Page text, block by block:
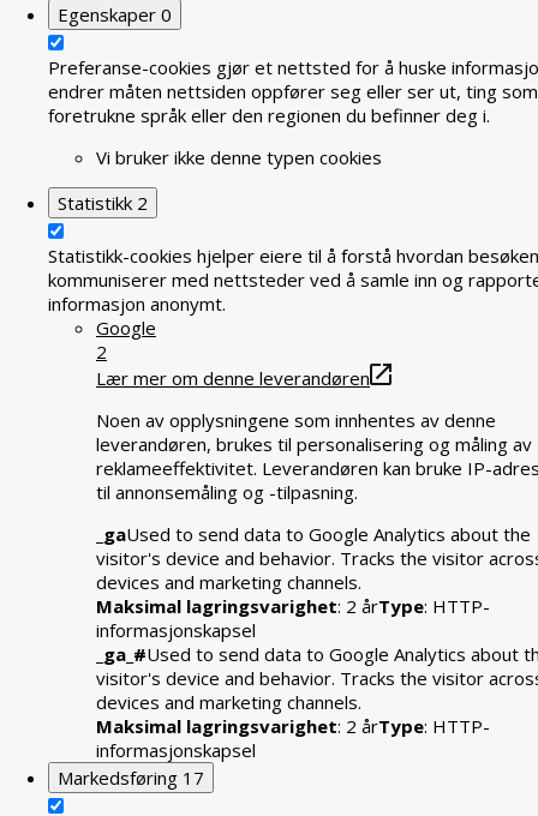
Egenskaper 0
Preferanse-cookies gjør et nettsted for å huske
endrer måten nettsiden oppfører seg eller ser ut, ting
foretrukne språk eller den regionen du befinner deg i.
Vi bruker ikke denne typen cookies
Statistikk 2
Statistikk-cookies hjelper eiere til å forstå hvordan
kommuniserer med nettsteder ved å samle inn og
informasjon anonymt.
Google
2
Lær mer om denne leverandøren
Noen av opplysningene som innhentes av denne
leverandøren, brukes til personalisering og måling av
reklameeffektivitet. Leverandøren kan bruke IP-
til annonsemåling og -tilpasning.
_gaUsed to send data to Google Analytics about the
visitor's device and behavior. Tracks the visitor
devices and marketing channels.
Maksimal lagringsvarighet: 2 årType: HTTP-
informasjonskapsel
_ga_#Used to send data to Google Analytics about
visitor's device and behavior. Tracks the visitor
devices and marketing channels.
Maksimal lagringsvarighet: 2 årType: HTTP-
informasjonskapsel
Markedsføring 17